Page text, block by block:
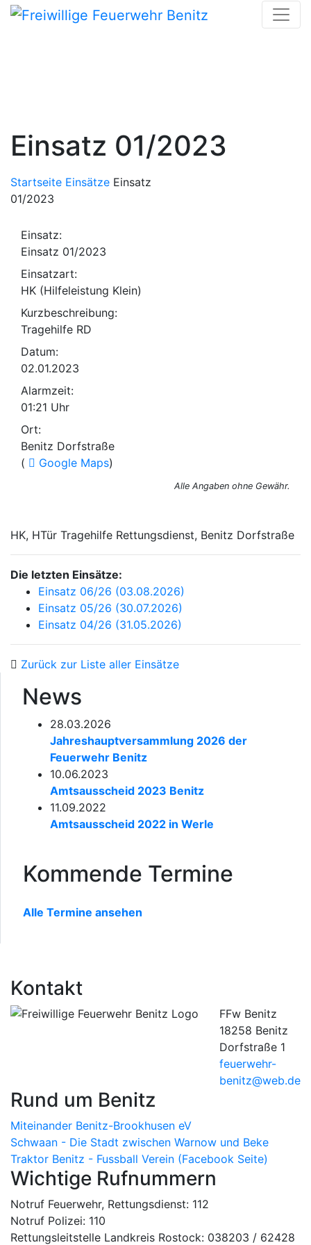
Skip
Einsatz 01/2023
Startseite Einsätze Einsatz
01/2023
Einsatz:
Einsatz 01/2023
Einsatzart:
HK (Hilfeleistung Klein)
Kurzbeschreibung:
Tragehilfe RD
Datum:
02.01.2023
Alarmzeit:
01:21 Uhr
Ort:
Benitz Dorfstraße
(
Google Maps)
Alle Angaben ohne Gewähr.
HK, HTür Tragehilfe Rettungsdienst, Benitz Dorfstraße
Die letzten Einsätze:
Einsatz 06/26 (03.08.2026)
Einsatz 05/26 (30.07.2026)
Einsatz 04/26 (31.05.2026)
Zurück zur Liste aller Einsätze
News
28.03.2026
Jahreshauptversammlung 2026 der
Feuerwehr Benitz
10.06.2023
Amtsausscheid 2023 Benitz
11.09.2022
Amtsausscheid 2022 in Werle
Kommende Termine
Alle Termine ansehen
Kontakt
FFw Benitz
18258 Benitz
Dorfstraße 1
feuerwehr-
benitz@web.de
Rund um Benitz
Miteinander Benitz-Brookhusen eV
Schwaan - Die Stadt zwischen Warnow und Beke
Traktor Benitz - Fussball Verein (Facebook Seite)
Wichtige Rufnummern
Notruf Feuerwehr, Rettungsdienst: 112
Notruf Polizei: 110
Rettungsleitstelle Landkreis Rostock: 038203 / 62428